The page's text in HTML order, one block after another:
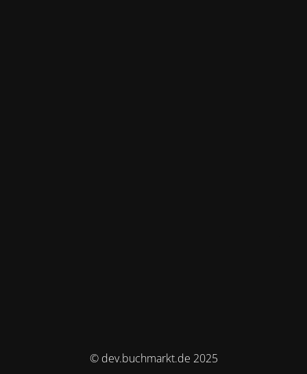
© dev.buchmarkt.de 2025